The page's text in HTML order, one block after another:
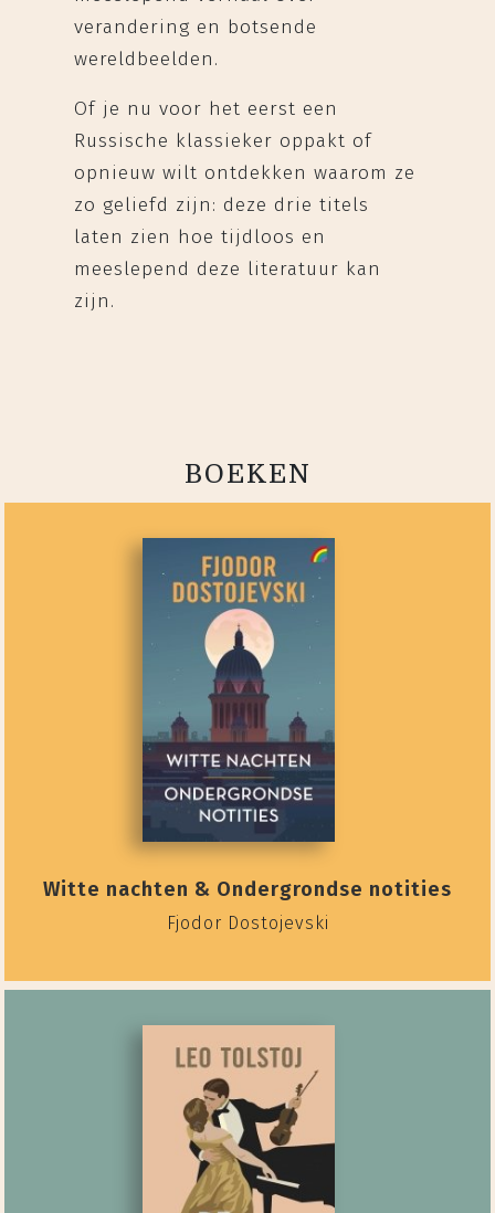
verandering en botsende
wereldbeelden.
Of je nu voor het eerst een
Russische klassieker oppakt of
opnieuw wilt ontdekken waarom ze
zo geliefd zijn: deze drie titels
laten zien hoe tijdloos en
meeslepend deze literatuur kan
zijn.
BOEKEN
Witte nachten & Ondergrondse notities
Fjodor Dostojevski